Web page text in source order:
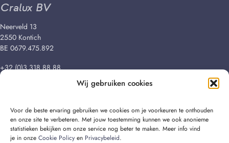
Wij gebruiken cookies
Voor de beste ervaring gebruiken we cookies om je voorkeuren te onthouden
en onze site te verbeteren. Met jouw toestemming kunnen we ook anonieme
statistieken bekijken om onze service nog beter te maken. Meer info vind
je in onze Cookie Policy en Privacybeleid.
Cralux BV
Neerveld 13
2550 Kontich
BE 0679.475.892
+32 (0)3 318 88 88